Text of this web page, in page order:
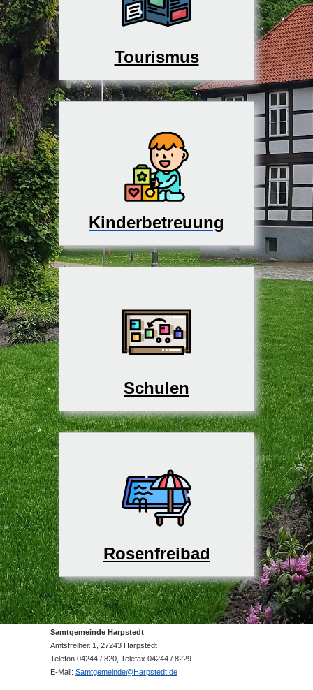
Tourismus
Kinderbetreuung
Schulen
Rosenfreibad
Samtgemeinde Harpstedt
Amtsfreiheit 1, 27243 Harpstedt
Telefon 04244 / 820, Telefax 04244 / 8229
E-Mail: Samtgemeinde@Harpstedt.de